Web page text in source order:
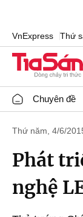
VnExpress Thứ
Chuyên đề
Thứ năm, 4/6/
Phát
nghệ